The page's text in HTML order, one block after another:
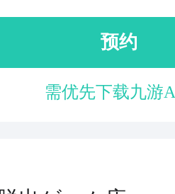
预约
需优先下载九游